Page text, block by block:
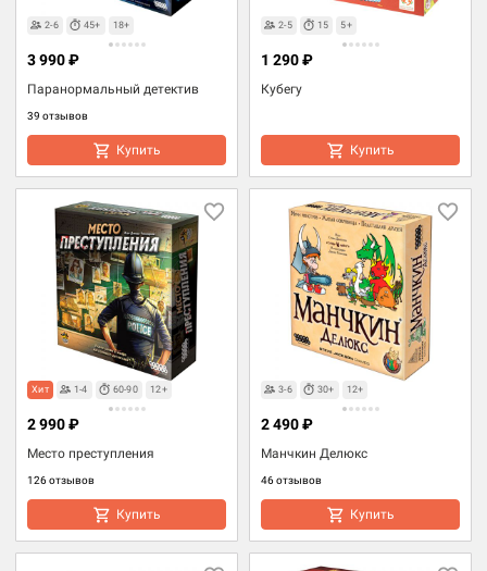
2-6 45+ 18+
Паранормальный детектив
39 отзывов
3 990 ₽
Купить
2-5 15 5+
Кубегу
1 290 ₽
Купить
Хит 1-4 60-90 12+
Место преступления
126 отзывов
2 990 ₽
Купить
3-6 30+ 12+
Манчкин Делюкс
46 отзывов
2 490 ₽
Купить